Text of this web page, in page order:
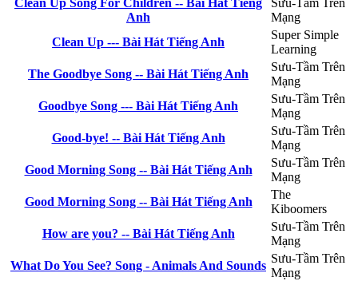
Clean Up Song For Children -- Bài Hát Tiếng
Anh
Sưu-Tầm Trên
Mạng
Clean Up --- Bài Hát Tiếng Anh
Super Simple
Learning
The Goodbye Song -- Bài Hát Tiếng Anh
Sưu-Tầm Trên
Mạng
Goodbye Song --- Bài Hát Tiếng Anh
Sưu-Tầm Trên
Mạng
Good-bye! -- Bài Hát Tiếng Anh
Sưu-Tầm Trên
Mạng
Good Morning Song -- Bài Hát Tiếng Anh
Sưu-Tầm Trên
Mạng
Good Morning Song -- Bài Hát Tiếng Anh
The
Kiboomers
How are you? -- Bài Hát Tiếng Anh
Sưu-Tầm Trên
Mạng
What Do You See? Song - Animals And Sounds
Sưu-Tầm Trên
Mạng